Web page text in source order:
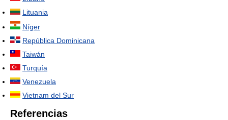
Lituania
Níger
República Dominicana
Taiwán
Turquía
Venezuela
Vietnam del Sur
Referencias